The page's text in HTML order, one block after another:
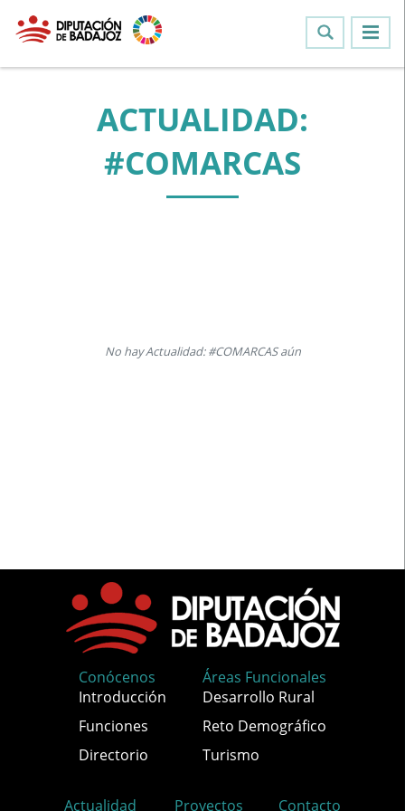
ACTUALIDAD:
#COMARCAS
No hay Actualidad: #COMARCAS aún
Conócenos
Introducción
Funciones
Directorio
Áreas Funcionales
Desarrollo Rural
Reto Demográfico
Turismo
Actualidad Proyectos Contacto